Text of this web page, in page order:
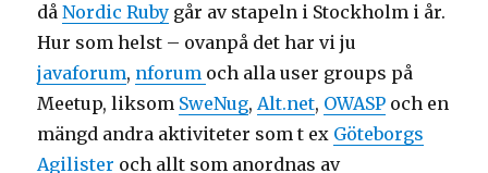
dåNordic Ruby går av stapeln i Stockholm i år.
Hur som helst – ovanpå det har vi ju
javaforum, nforum och alla user groups på
Meetup, liksom SweNug,Alt.net, OWASP och en
mängd andra aktiviteter som t ex Göteborgs
Agilister och allt som anordnas av